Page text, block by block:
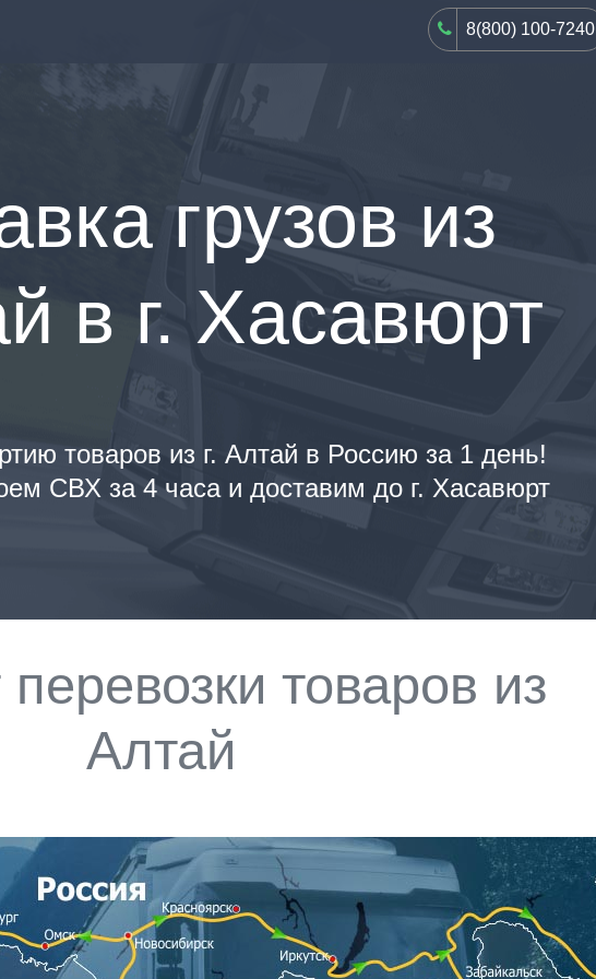
8(800) 100-7240
грузов из
в г. Хасавюрт
товаров из г. Алтай в Россию за 1 день!
СВХ за 4 часа и доставим до г. Хасавюрт
товаров из
Алтай